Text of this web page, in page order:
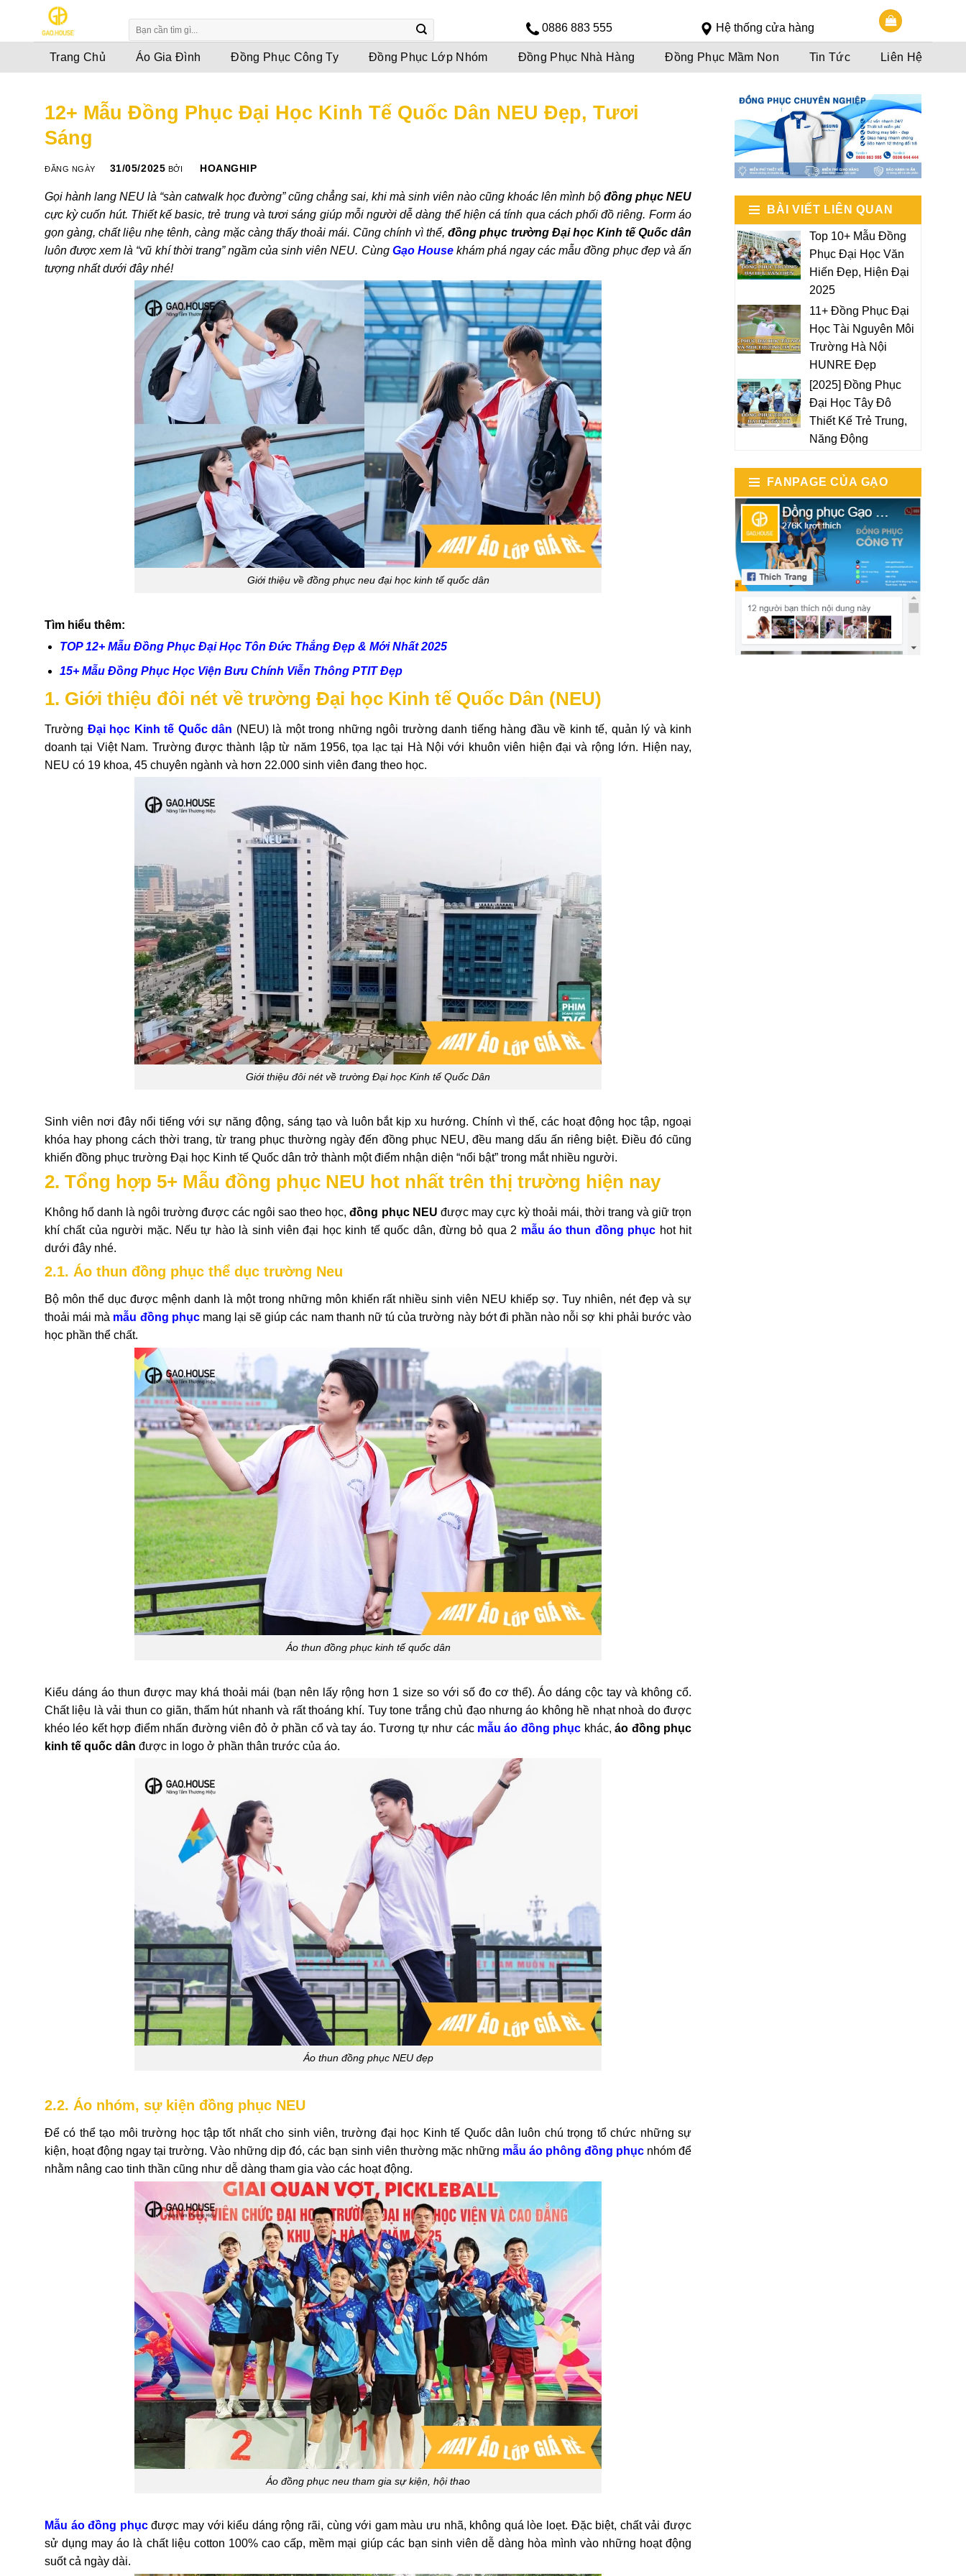
content
0886 883 555 Hệ thống cửa hàng
Trang Chủ Áo Gia Đình Đồng Phục Công Ty Đồng Phục Lớp Nhóm Đồng Phục Nhà Hàng Đồng Phục Mầm Non Tin Tức Liên Hệ
12+ Mẫu Đồng Phục Đại Học Kinh Tế Quốc Dân NEU Đẹp, Tươi
Sáng
ĐĂNG NGÀY 31/05/2025 BỞI HOANGHIP
Gọi hành lang NEU là “sàn catwalk học đường” cũng chẳng sai, khi mà sinh viên nào cũng khoác lên mình bộ đồng phục NEU
cực kỳ cuốn hút. Thiết kế basic, trẻ trung và tươi sáng giúp mỗi người dễ dàng thể hiện cá tính qua cách phối đồ riêng. Form áo
gọn gàng, chất liệu nhẹ tênh, càng mặc càng thấy thoải mái. Cũng chính vì thế,đồng phục trường Đại học Kinh tế Quốc dân
luôn được xem là “vũ khí thời trang” ngầm của sinh viên NEU. Cùng Gạo Housekhám phá ngay các mẫu đồng phục đẹp và ấn
tượng nhất dưới đây nhé!
Giới thiệu về đồng phục neu đại học kinh tế quốc dân
Tìm hiểu thêm:
TOP 12+ Mẫu Đồng Phục Đại Học Tôn Đức Thắng Đẹp & Mới Nhất 2025
15+ Mẫu Đồng Phục Học Viện Bưu Chính Viễn Thông PTIT Đẹp
1. Giới thiệu đôi nét về trường Đại học Kinh tế Quốc Dân (NEU)
Trường Đại học Kinh tế Quốc dân (NEU) là một trong những ngôi trường danh tiếng hàng đầu về kinh tế, quản lý và kinh
doanh tại Việt Nam. Trường được thành lập từ năm 1956, tọa lạc tại Hà Nội với khuôn viên hiện đại và rộng lớn. Hiện nay,
NEU có 19 khoa, 45 chuyên ngành và hơn 22.000 sinh viên đang theo học.
Giới thiệu đôi nét về trường Đại học Kinh tế Quốc Dân
Sinh viên nơi đây nổi tiếng với sự năng động, sáng tạo và luôn bắt kịp xu hướng. Chính vì thế, các hoạt động học tập, ngoại
khóa hay phong cách thời trang, từ trang phục thường ngày đến đồng phục NEU, đều mang dấu ấn riêng biệt. Điều đó cũng
khiến đồng phục trường Đại học Kinh tế Quốc dân trở thành một điểm nhận diện “nổi bật” trong mắt nhiều người.
2. Tổng hợp 5+ Mẫu đồng phục NEU hot nhất trên thị trường hiện nay
Không hổ danh là ngôi trường được các ngôi sao theo học,đồng phục NEU được may cực kỳ thoải mái, thời trang và giữ trọn
khí chất của người mặc. Nếu tự hào là sinh viên đại học kinh tế quốc dân, đừng bỏ qua 2 mẫu áo thun đồng phục hot hit
dưới đây nhé.
2.1. Áo thun đồng phục thể dục trường Neu
Bộ môn thể dục được mệnh danh là một trong những môn khiến rất nhiều sinh viên NEU khiếp sợ. Tuy nhiên, nét đẹp và sự
thoải mái mà mẫu đồng phụcmang lại sẽ giúp các nam thanh nữ tú của trường này bớt đi phần nào nỗi sợ khi phải bước vào
học phần thể chất.
Áo thun đồng phục kinh tế quốc dân
Kiểu dáng áo thun được may khá thoải mái (bạn nên lấy rộng hơn 1 size so với số đo cơ thể). Áo dáng cộc tay và không cổ.
Chất liệu là vải thun co giãn, thấm hút nhanh và rất thoáng khí. Tuy tone trắng chủ đạo nhưng áo không hề nhạt nhoà do được
khéo léo kết hợp điểm nhấn đường viên đỏ ở phần cổ và tay áo. Tương tự như các mẫu áo đồng phục khác,áo đồng phục
kinh tế quốc dân được in logo ở phần thân trước của áo.
Áo thun đồng phục NEU đẹp
2.2. Áo nhóm, sự kiện đồng phục NEU
Để có thể tạo môi trường học tập tốt nhất cho sinh viên, trường đại học Kinh tế Quốc dân luôn chú trọng tổ chức những sự
kiện, hoạt động ngay tại trường. Vào những dịp đó, các bạn sinh viên thường mặc những mẫu áo phông đồng phụcnhómđể
nhằm nâng cao tinh thần cũng như dễ dàng tham gia vào các hoạt động.
Áo đồng phục neu tham gia sự kiện, hội thao
Mẫu áo đồng phụcđược may với kiểu dáng rộng rãi, cùng với gam màu ưu nhã, không quá lòe loẹt. Đặc biệt, chất vải được
sử dụng may áo là chất liệu cotton 100% cao cấp, mềm mại giúp các bạn sinh viên dễ dàng hòa mình vào những hoạt động
suốt cả ngày dài.
BÀI VIẾT LIÊN QUAN
Top 10+ Mẫu Đồng
Phục Đại Học Văn
Hiến Đẹp, Hiện Đại
2025
11+ Đồng Phục Đại
Học Tài Nguyên Môi
Trường Hà Nội
HUNRE Đẹp
[2025] Đồng Phục
Đại Học Tây Đô
Thiết Kế Trẻ Trung,
Năng Động
FANPAGE CỦA GẠO
HOUSE